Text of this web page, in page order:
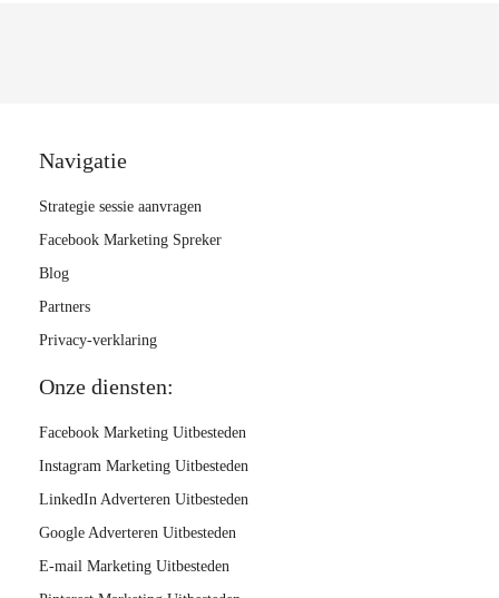
Navigatie
Strategie sessie aanvragen
Facebook Marketing Spreker
Blog
Partners
Privacy-verklaring
Onze diensten:
Facebook Marketing Uitbesteden
Instagram Marketing Uitbesteden
LinkedIn Adverteren Uitbesteden
Google Adverteren Uitbesteden
E-mail Marketing Uitbesteden